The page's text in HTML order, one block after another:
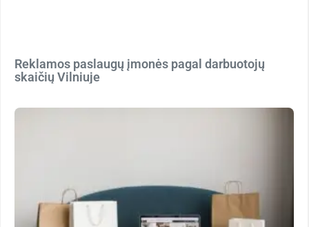
Reklamos paslaugų įmonės pagal darbuotojų
skaičių Vilniuje